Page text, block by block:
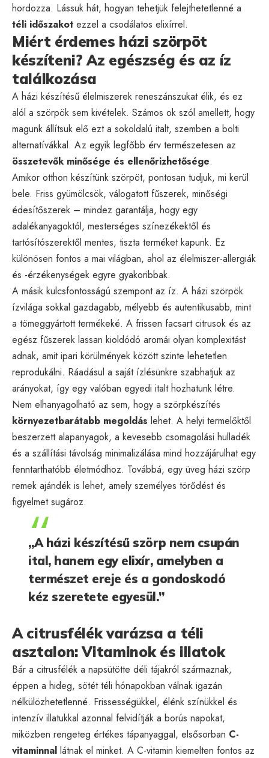
hordozza. Lássuk hát, hogyan tehetjük felejthetetlenné a
téli időszakot ezzel a csodálatos elixírrel.
Miért érdemes házi szörpöt
készíteni? Az egészség és az íz
találkozása
A házi készítésű élelmiszerek reneszánszukat élik, és ez
alól a szörpök sem kivételek. Számos ok szól amellett, hogy
magunk állítsuk elő ezt a sokoldalú italt, szemben a bolti
alternatívákkal. Az egyik legfőbb érv természetesen az
összetevők minősége és ellenőrizhetősége.
Amikor otthon készítünk szörpöt, pontosan tudjuk, mi kerül
bele. Friss gyümölcsök, válogatott fűszerek, minőségi
édesítőszerek – mindez garantálja, hogy egy
adalékanyagoktól, mesterséges színezékektől és
tartósítószerektől mentes, tiszta terméket kapunk. Ez
különösen fontos a mai világban, ahol az élelmiszer-allergiák
és -érzékenységek egyre gyakoribbak.
A másik kulcsfontosságú szempont az íz. A házi szörpök
ízvilága sokkal gazdagabb, mélyebb és autentikusabb, mint
a tömeggyártott termékeké. A frissen facsart citrusok és az
egész fűszerek lassan kioldódó aromái olyan komplexitást
adnak, amit ipari körülmények között szinte lehetetlen
reprodukálni. Ráadásul a saját ízlésünkre szabhatjuk az
arányokat, így egy valóban egyedi italt hozhatunk létre.
Nem elhanyagolható az sem, hogy a szörpkészítés
környezetbarátabb megoldás lehet. A helyi termelőktől
beszerzett alapanyagok, a kevesebb csomagolási hulladék
és a szállítási távolság minimalizálása mind hozzájárulhat egy
fenntarthatóbb életmódhoz. Továbbá, egy üveg házi szörp
remek ajándék is lehet, amely személyes törődést és
figyelmet sugároz.
„A házi készítésű szörp nem csupán
ital, hanem egy elixír, amelyben a
természet ereje és a gondoskodó
kéz szeretete egyesül.”
A citrusfélék varázsa a téli
asztalon: Vitaminok és illatok
Bár a citrusfélék a napsütötte déli tájakról származnak,
éppen a hideg, sötét téli hónapokban válnak igazán
nélkülözhetetlenné. Frissességükkel, élénk színükkel és
intenzív illatukkal azonnal felvidítják a borús napokat,
miközben rengeteg értékes tápanyaggal, elsősorban C-
vitaminnal látnak el minket. A C-vitamin kiemelten fontos az